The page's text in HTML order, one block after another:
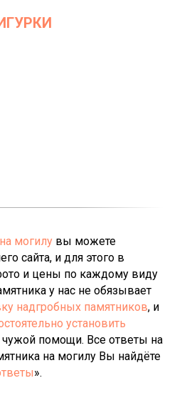
могилу вы можете
сайта, и для этого в
и цены по каждому виду
у нас не обязывает
надгробных памятников, и
установить
чужой помощи. Все ответы на
на могилу Вы найдёте
».